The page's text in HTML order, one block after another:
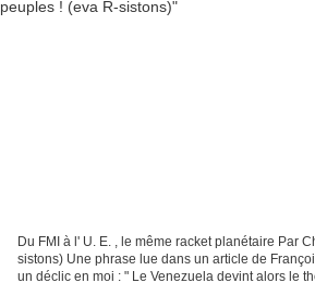
Du FMI à l' U. E. , le même racket planétaire Par
sistons) Une phrase lue dans un article de
un déclic en moi : " Le Venezuela devint alors le